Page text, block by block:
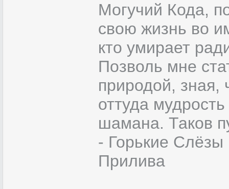
Могучий Кода,
свою жизнь во
кто умирает
Позволь мне
природой, зная,
оттуда
шамана. Таков
- Горькие
Прилива